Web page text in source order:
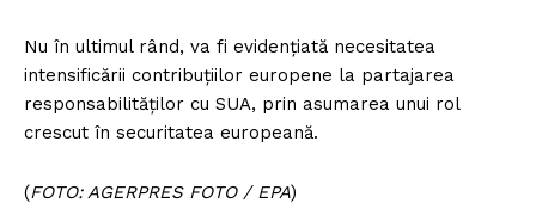
Nu în ultimul rând, va fi evidențiată necesitatea
intensificării contribuțiilor europene la partajarea
responsabilităților cu SUA, prin asumarea unui rol
crescut în securitatea europeană.
(FOTO: AGERPRES FOTO / EPA)